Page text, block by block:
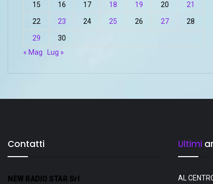
15 16 17 18 19 20 21
22 23 24 25 26 27 28
29
30
« Mag
Lug »
Contatti
NEW RADIO STAR Srl
Ultimi
AL